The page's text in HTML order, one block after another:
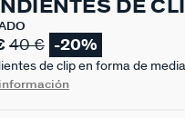
DE
40 € -20%
de clip en forma de
en nuestra línea de